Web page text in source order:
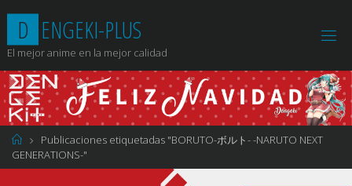
contenido
D ENGEKI-PLUS
El mejor anime en la mejor calidad
Página
de
Inicio
Publicaciones etiquetadas "BORUTO-ボルト- -NARUTO NEXT
GENERATIONS-"